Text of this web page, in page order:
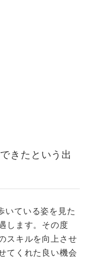
きたという出
いている姿を見た
します。その度
スキルを向上させ
てくれた良い機会